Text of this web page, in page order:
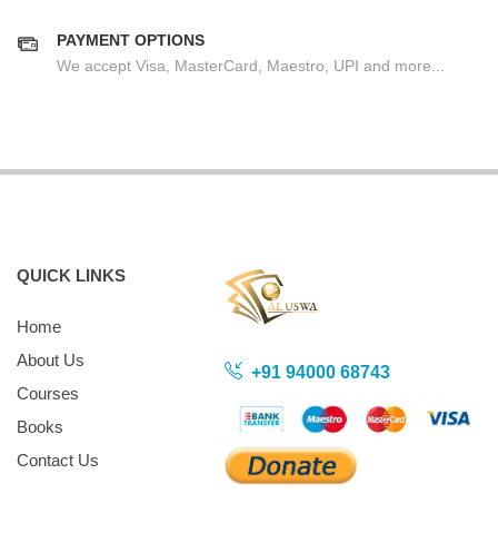
PAYMENT OPTIONS
We accept Visa, MasterCard, Maestro, UPI and more...
QUICK LINKS
Home
About Us
Courses
Books
Contact Us
+91 94000 68743